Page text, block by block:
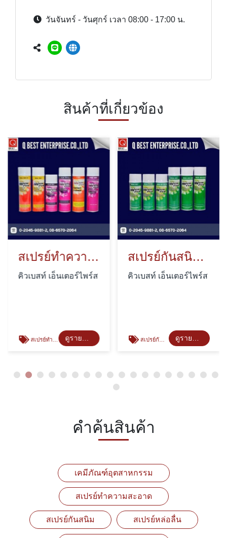
วันจันทร์ - วันศุกร์ เวลา 08:00 - 17:00 น.
สินค้าที่เกี่ยวข้อง
สเปรย์ทำความสะอาด (Cleaner Agents)
คิวเบสท์ เอ็นเตอร์ไพร์ส
สเปรย์ทำความสะอาด ดูรายละเอียด
สเปรย์กันสนิม (Anti-Corrosive agents)
คิวเบสท์ เอ็นเตอร์ไพร์ส
สเปรย์กันสนิม ดูรายละเอียด
คำค้นสินค้า
เคมีภัณฑ์อุตสาหกรรม
สเปรย์ทำความสะอาด
สเปรย์กันสนิม สเปรย์หล่อลื่น